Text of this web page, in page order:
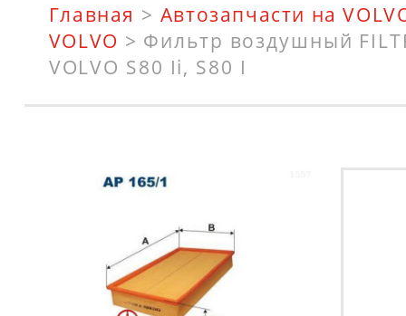
Главная > Автозапчасти на
VOLVO > Фильтр воздушный
VOLVO S80 Ii, S80 I